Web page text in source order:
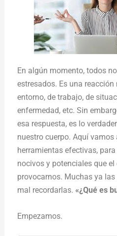
En algún momento, todos
estresados. Es una
entorno, de trabajo, de
enfermedad, etc. Sin
esa respuesta, es lo
nuestro cuerpo. Aquí
herramientas efectivas,
nocivos y potenciales que el
provocarnos. Muchas ya
mal recordarlas. «¿Qué es
Empezamos.